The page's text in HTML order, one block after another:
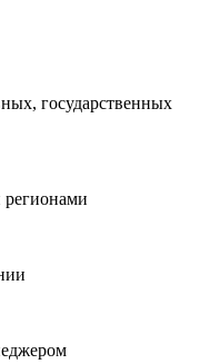
государственных